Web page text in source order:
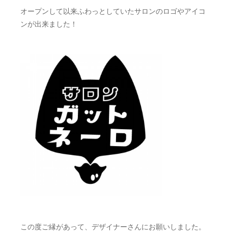
オープンして以来ふわっとしていたサロンのロゴやアイコ
ンが出来ました！
この度ご縁があって、デザイナーさんにお願いしました。